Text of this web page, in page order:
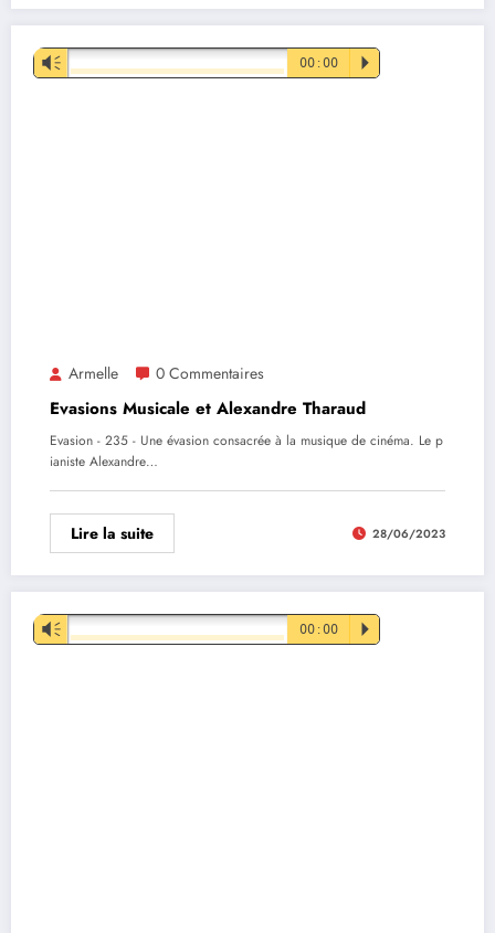
Lecteur
audio
Vm 00:00 P
Armelle 0 Commentaires
Evasions Musicale et Alexandre Tharaud
Evasion - 235 - Une évasion consacrée à la musique de cinéma. Le p
ianiste Alexandre…
Lire la suite 28/06/2023
Lecteur
audio
Vm 00:00 P